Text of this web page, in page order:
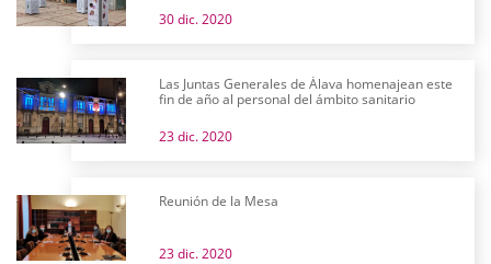
30 dic. 2020
Las Juntas Generales de Álava homenajean este
fin de año al personal del ámbito sanitario
23 dic. 2020
Reunión de la Mesa
23 dic. 2020